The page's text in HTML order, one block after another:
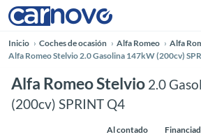
Inicio Coches de ocasión Alfa Romeo
Alfa
Alfa Romeo Stelvio 2.0 Gasolina 147kW (200cv)
Alfa Romeo Stelvio 2.0
(200cv) SPRINT Q4
Al contado